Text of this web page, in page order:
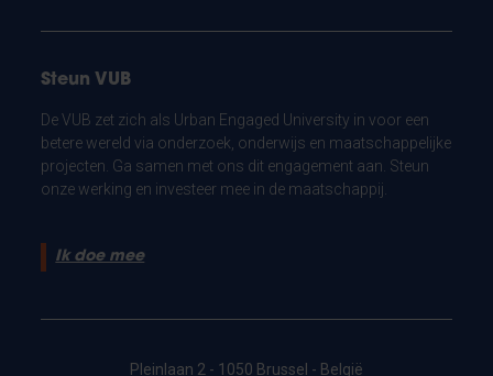
Steun VUB
De VUB zet zich als Urban Engaged University in voor een
betere wereld via onderzoek, onderwijs en maatschappelijke
projecten. Ga samen met ons dit engagement aan. Steun
onze werking en investeer mee in de maatschappij.
Ik doe mee
Pleinlaan 2 - 1050 Brussel - België